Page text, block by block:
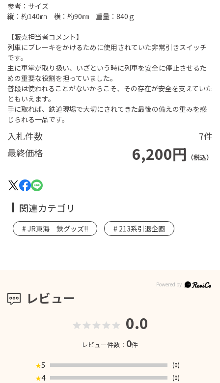
入札件数
7件
最終価格
6,200円 （税込）
参考：サイズ
縦：約140㎜ 横：約90㎜ 重量：840ｇ
【販売担当者コメント】
列車にブレーキをかけるために使用されていた非常引きスイッチ
です。
主に車掌が取り扱い、いざという時に列車を安全に停止させるた
めの重要な役割を担っていました。
普段は使われることがないからこそ、その存在が安全を支えていた
ともいえます。
手に取れば、鉄道現場で大切にされてきた最後の備えの重みを感
じられる一品です。
レビュー
0.0
レビュー件数： 0件
★5
(0)
★4
(0)
関連カテゴリ
JR東海 鉄グッズ!! 213系引退企画